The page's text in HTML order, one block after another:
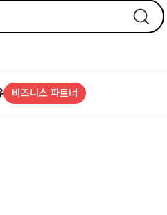
비즈니스 파트너